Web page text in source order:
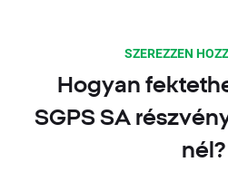
SZEREZZEN
Hogyan
SGPS SA
nél?